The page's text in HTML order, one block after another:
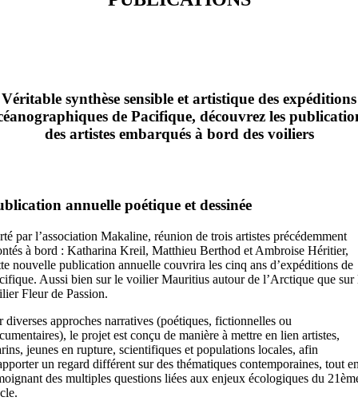
Véritable synthèse sensible et artistique des expéditions
de Pacifique, découvrez les
des artistes embarqués à bord des voiliers
annuelle poétique et dessinée
par l’association Makaline, réunion de trois artistes précédemment
à bord : Katharina Kreil, Matthieu Berthod et Ambroise Héritier,
nouvelle publication annuelle couvrira les cinq ans d’expéditions de
Aussi bien sur le voilier Mauritius autour de l’Arctique que sur
Fleur de Passion.
diverses approches narratives (poétiques, fictionnelles ou
le projet est conçu de manière à mettre en lien artistes,
jeunes en rupture, scientifiques et populations locales, afin
un regard différent sur des thématiques contemporaines, tout
des multiples questions liées aux enjeux écologiques du